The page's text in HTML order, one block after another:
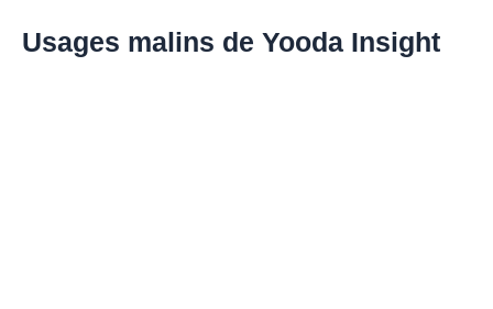
Usages malins de Yooda Insight